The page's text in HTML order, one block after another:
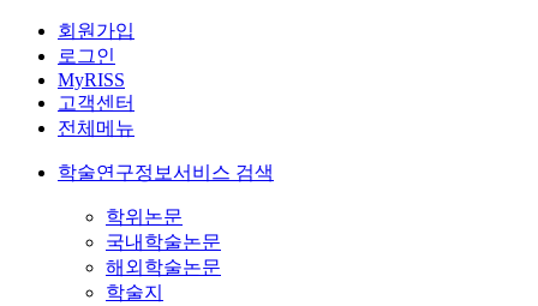
회원가입
로그인
MyRISS
고객센터
전체메뉴
학술연구정보서비스 검색
학위논문
국내학술논문
해외학술논문
학술지